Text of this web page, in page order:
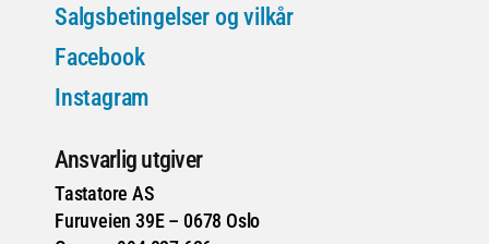
Salgsbetingelser og vilkår
Facebook
Instagram
Ansvarlig utgiver
Tastatore AS
Furuveien 39E – 0678 Oslo